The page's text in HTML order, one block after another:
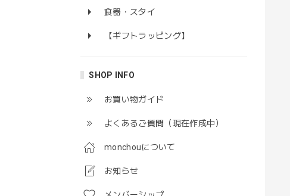
食器・スタイ
【ギフトラッピング】
SHOP INFO
お買い物ガイド
よくあるご質問（現在作成中）
monchouについて
お知らせ